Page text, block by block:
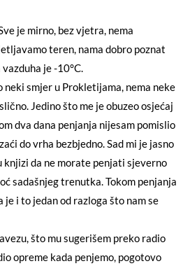
je mirno, bez vjetra, nema
teren, nama dobro poznat
je -10°C.
neki smjer u Prokletijama, nema neke
Jedino što me je obuzeo osjećaj
dva dana penjanja nijesam pomislio
do vrha bezbjedno. Sad mi je jasno
knjizi da ne morate penjati sjeverno
sadašnjeg trenutka. Tokom penjanja
je i to jedan od razloga što nam se
što mu sugerišem preko radio
opreme kada penjemo, pogotovo